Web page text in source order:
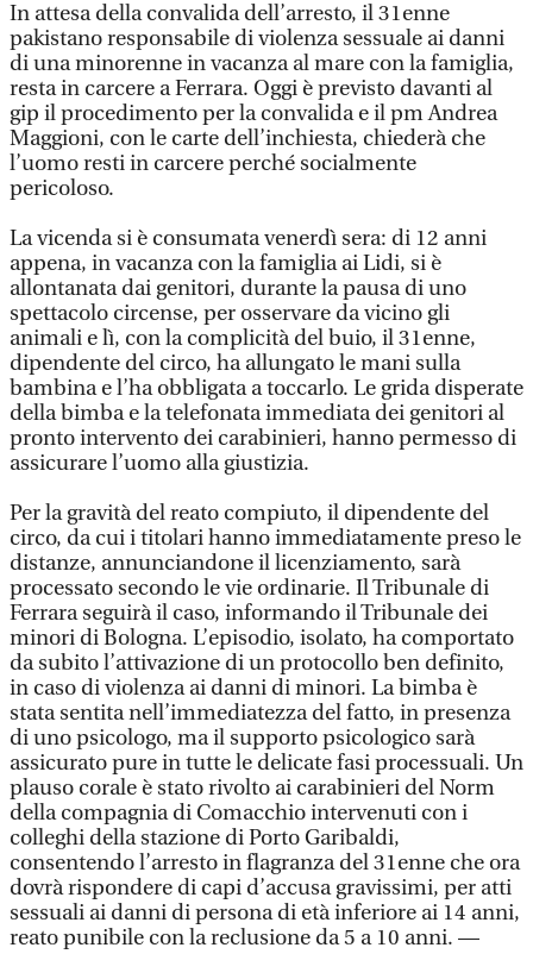
In attesa della convalida dell’arresto, il 31enne
pakistano responsabile di violenza sessuale ai danni
di una minorenne in vacanza al mare con la famiglia,
resta in carcere a Ferrara. Oggi è previsto davanti al
gip il procedimento per la convalida e il pm Andrea
Maggioni, con le carte dell’inchiesta, chiederà che
l’uomo resti in carcere perché socialmente
pericoloso.
La vicenda si è consumata venerdì sera: di 12 anni
appena, in vacanza con la famiglia ai Lidi, si è
allontanata dai genitori, durante la pausa di uno
spettacolo circense, per osservare da vicino gli
animali e lì, con la complicità del buio, il 31enne,
dipendente del circo, ha allungato le mani sulla
bambina e l’ha obbligata a toccarlo. Le grida disperate
della bimba e la telefonata immediata dei genitori al
pronto intervento dei carabinieri, hanno permesso di
assicurare l’uomo alla giustizia.
Per la gravità del reato compiuto, il dipendente del
circo, da cui i titolari hanno immediatamente preso le
distanze, annunciandone il licenziamento, sarà
processato secondo le vie ordinarie. Il Tribunale di
Ferrara seguirà il caso, informando il Tribunale dei
minori di Bologna. L’episodio, isolato, ha comportato
da subito l’attivazione di un protocollo ben definito,
in caso di violenza ai danni di minori. La bimba è
stata sentita nell’immediatezza del fatto, in presenza
di uno psicologo, ma il supporto psicologico sarà
assicurato pure in tutte le delicate fasi processuali. Un
plauso corale è stato rivolto ai carabinieri del Norm
della compagnia di Comacchio intervenuti con i
colleghi della stazione di Porto Garibaldi,
consentendo l’arresto in flagranza del 31enne che ora
dovrà rispondere di capi d’accusa gravissimi, per atti
sessuali ai danni di persona di età inferiore ai 14 anni,
reato punibile con la reclusione da 5 a 10 anni. —